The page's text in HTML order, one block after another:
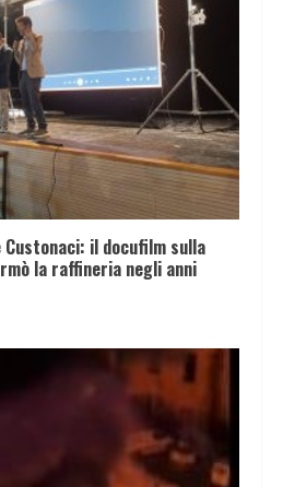
Custonaci: il docufilm sulla
la raffineria negli anni